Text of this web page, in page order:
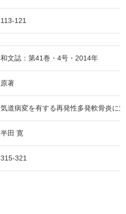
113-121
和文誌：第41巻・4号・2014年
原著
気道病変を有する再発性多発軟骨炎に
半田 寛
315-321